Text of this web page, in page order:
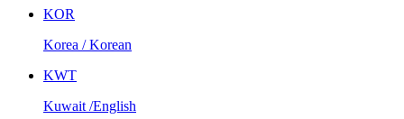
KOR
Korea / Korean
KWT
Kuwait /English